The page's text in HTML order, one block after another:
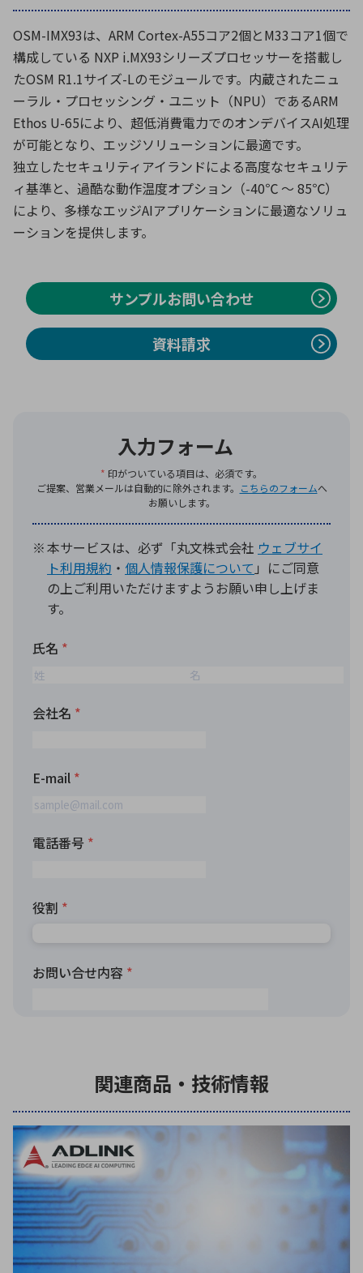
OSM-IMX93は、ARM Cortex-A55コア2個とM33コア1個で
構成している NXP i.MX93シリーズプロセッサーを搭載し
たOSM R1.1サイズ-Lのモジュールです。内蔵されたニュ
ーラル・プロセッシング・ユニット（NPU）であるARM
Ethos U-65により、超低消費電力でのオンデバイスAI処理
が可能となり、エッジソリューションに最適です。
独立したセキュリティアイランドによる高度なセキュリテ
ィ基準と、過酷な動作温度オプション（-40℃ ～ 85℃）
により、多様なエッジAIアプリケーションに最適なソリュ
ーションを提供します。
サンプルお問い合わせ
資料請求
関連商品・技術情報